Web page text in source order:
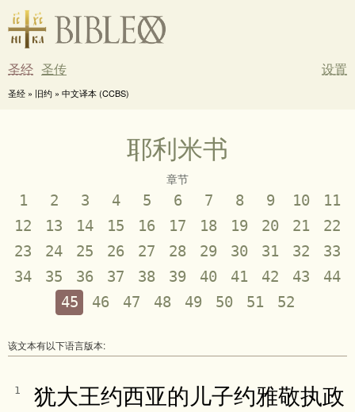
圣经 圣传 设置
圣经 » 旧约 » 中文译本 (CCBS)
耶利米书
章节
1 2 3 4 5 6 7 8 9 10
11
12
13 14 15 16 17 18 19 20 21
22
23
24 25 26 27 28 29 30 31 32
33
34
35 36 37 38 39 40 41 42 43
44
45
46 47 48 49 50 51 52
该文本有以下语言版本:
1
犹大王约西亚的儿子约雅敬执政